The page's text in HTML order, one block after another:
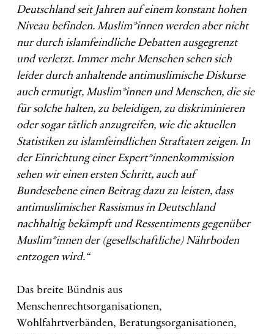
Deutschland seit Jahren auf einem konstant hohen
Niveau befinden. Muslim*innen werden aber nicht
nur durch islamfeindliche Debatten ausgegrenzt
und verletzt. Immer mehr Menschen sehen sich
leider durch anhaltende antimuslimische Diskurse
auch ermutigt, Muslim*innen und Menschen, die sie
für solche halten, zu beleidigen, zu diskriminieren
oder sogar tätlich anzugreifen, wie die aktuellen
Statistiken zu islamfeindlichen Straftaten zeigen. In
der Einrichtung einer Expert*innenkommission
sehen wir einen ersten Schritt, auch auf
Bundesebene einen Beitrag dazu zu leisten, dass
antimuslimischer Rassismus in Deutschland
nachhaltig bekämpft und Ressentiments gegenüber
Muslim*innen der (gesellschaftliche) Nährboden
entzogen wird.“
Das breite Bündnis aus
Menschenrechtsorganisationen,
Wohlfahrtverbänden, Beratungsorganisationen,